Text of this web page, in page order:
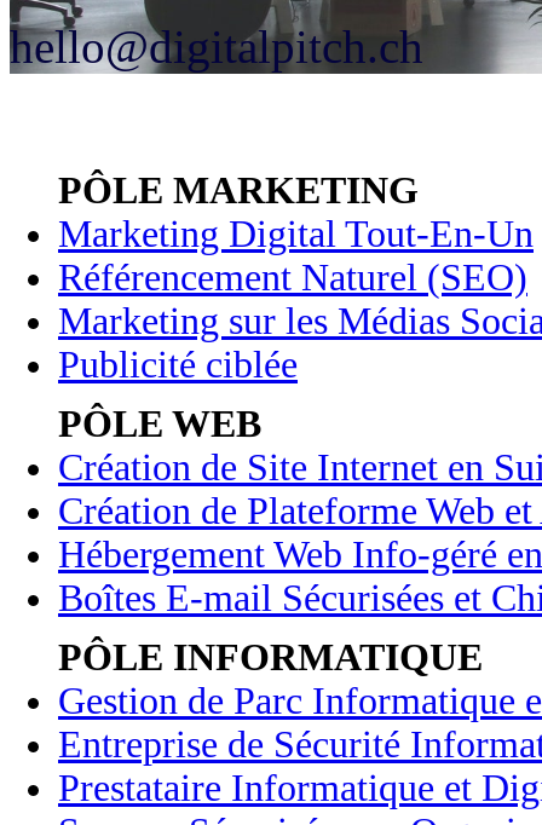
hello@digitalpitch.ch
PÔLE MARKETING
Marketing Digital Tout-En-Un
Référencement Naturel (SEO)
Marketing sur les Médias
Publicité ciblée
PÔLE WEB
Création de Site Internet en
Création de Plateforme Web
Hébergement Web Info-géré
Boîtes E-mail Sécurisées et
PÔLE INFORMATIQUE
Gestion de Parc Informatique
Entreprise de Sécurité
Prestataire Informatique et